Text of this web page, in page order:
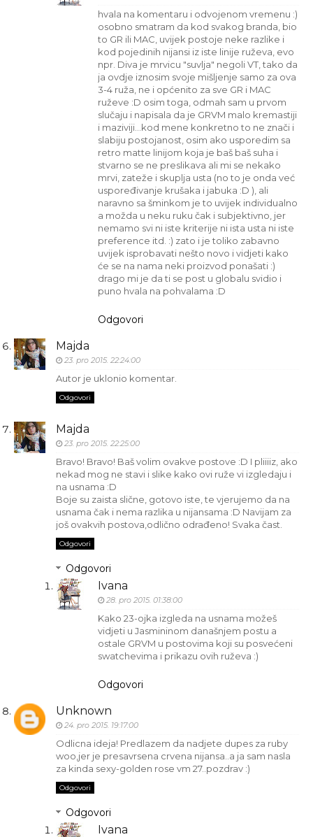
hvala na komentaru i odvojenom vremenu :)
osobno smatram da kod svakog branda, bio
to GR ili MAC, uvijek postoje neke razlike i
kod pojedinih nijansi iz iste linije ruževa, evo
npr. Diva je mrvicu "suvlja" negoli VT, tako da
ja ovdje iznosim svoje mišljenje samo za ova
3-4 ruža, ne i općenito za sve GR i MAC
ruževe :D osim toga, odmah sam u prvom
slučaju i napisala da je GRVM malo kremastiji
i maziviji...kod mene konkretno to ne znači i
slabiju postojanost, osim ako usporedim sa
retro matte linijom koja je baš baš suha i
stvarno se ne preslikava ali mi se nekako
mrvi, zateže i skuplja usta (no to je onda već
uspoređivanje krušaka i jabuka :D ), ali
naravno sa šminkom je to uvijek individualno
a možda u neku ruku čak i subjektivno, jer
nemamo svi ni iste kriterije ni ista usta ni iste
preference itd. :) zato i je toliko zabavno
uvijek isprobavati nešto novo i vidjeti kako
će se na nama neki proizvod ponašati :)
drago mi je da ti se post u globalu svidio i
puno hvala na pohvalama :D
Odgovori
Majda
23. pro 2015. 22:24:00
Autor je uklonio komentar.
Odgovori
Majda
23. pro 2015. 22:25:00
Bravo! Bravo! Baš volim ovakve postove :D I pliiiiz, ako
nekad mog ne stavi i slike kako ovi ruže vi izgledaju i
na usnama :D
Boje su zaista slične, gotovo iste, te vjerujemo da na
usnama čak i nema razlika u nijansama :D Navijam za
još ovakvih postova,odlično odrađeno! Svaka čast.
Odgovori
Odgovori
Ivana
28. pro 2015. 01:38:00
Kako 23-ojka izgleda na usnama možeš
vidjeti u Jasmininom današnjem postu a
ostale GRVM u postovima koji su posvećeni
swatchevima i prikazu ovih ruževa :)
Odgovori
Unknown
24. pro 2015. 19:17:00
Odlicna ideja! Predlazem da nadjete dupes za ruby
woo,jer je presavrsena crvena nijansa..a ja sam nasla
za kinda sexy-golden rose vm 27..pozdrav :)
Odgovori
Odgovori
Ivana